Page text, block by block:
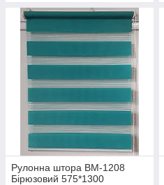
Рулонна штора ВМ-1208
Бірюзовий 575*1300